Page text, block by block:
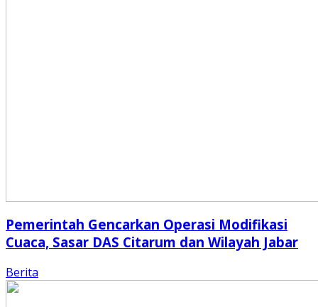
Pemerintah Gencarkan Operasi Modifikasi
Cuaca, Sasar DAS Citarum dan Wilayah Jabar
Berita